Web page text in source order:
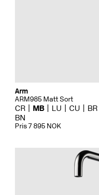
Arm
ARM985 Matt Sort
CR MB LU CU BR
BN
Pris 7 895 NOK